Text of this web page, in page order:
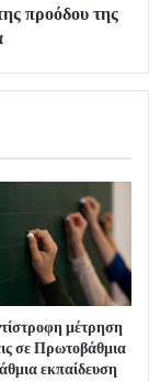
προόδου της
μέτρηση
σε Πρωτοβάθμια
εκπαίδευση